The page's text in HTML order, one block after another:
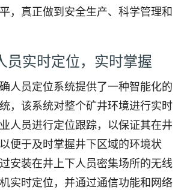
，真正做到安全生产、科学管理和
员实时定位，实时掌握
人员定位系统提供了一种智能化的
，该系统对整个矿井环境进行实时
人员进行定位跟踪，以保证其在井
便于及时掌握井下区域的环境状
安装在井上下人员密集场所的无线
实时定位，并通过通信功能和网络